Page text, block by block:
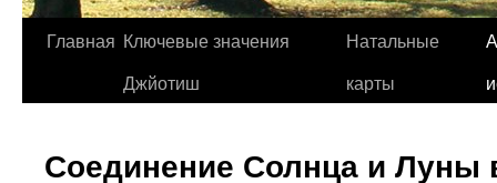
Перейти
Главная Ключевые значения
Джйотиш
Натальные
карты
Соединение Солнца и Луны